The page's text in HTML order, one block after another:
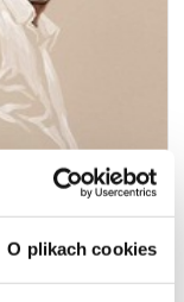
O plikach cookies